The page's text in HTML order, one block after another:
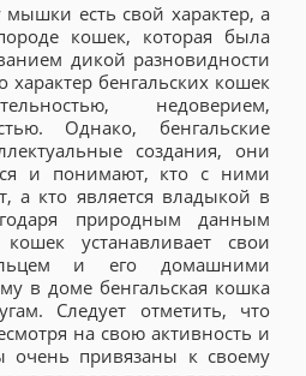
мышки есть свой характер, а
кошек, которая была
дикой разновидности
характер бенгальских кошек
недоверием,
Однако, бенгальские
создания, они
и понимают, кто с ними
а кто является владыкой в
природным данным
кошек устанавливает свои
и его домашними
в доме бенгальская кошка
Следует отметить, что
на свою активность и
очень привязаны к своему